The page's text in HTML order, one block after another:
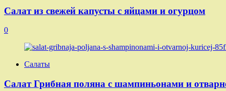
Салат из свежей капусты с яйцами и огурцом
0
Салаты
Салат Грибная поляна с шампиньонами и